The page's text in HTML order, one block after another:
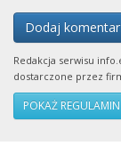
Dodaj
Redakcja serwisu
dostarczone przez
POKAŻ REGULAMIN